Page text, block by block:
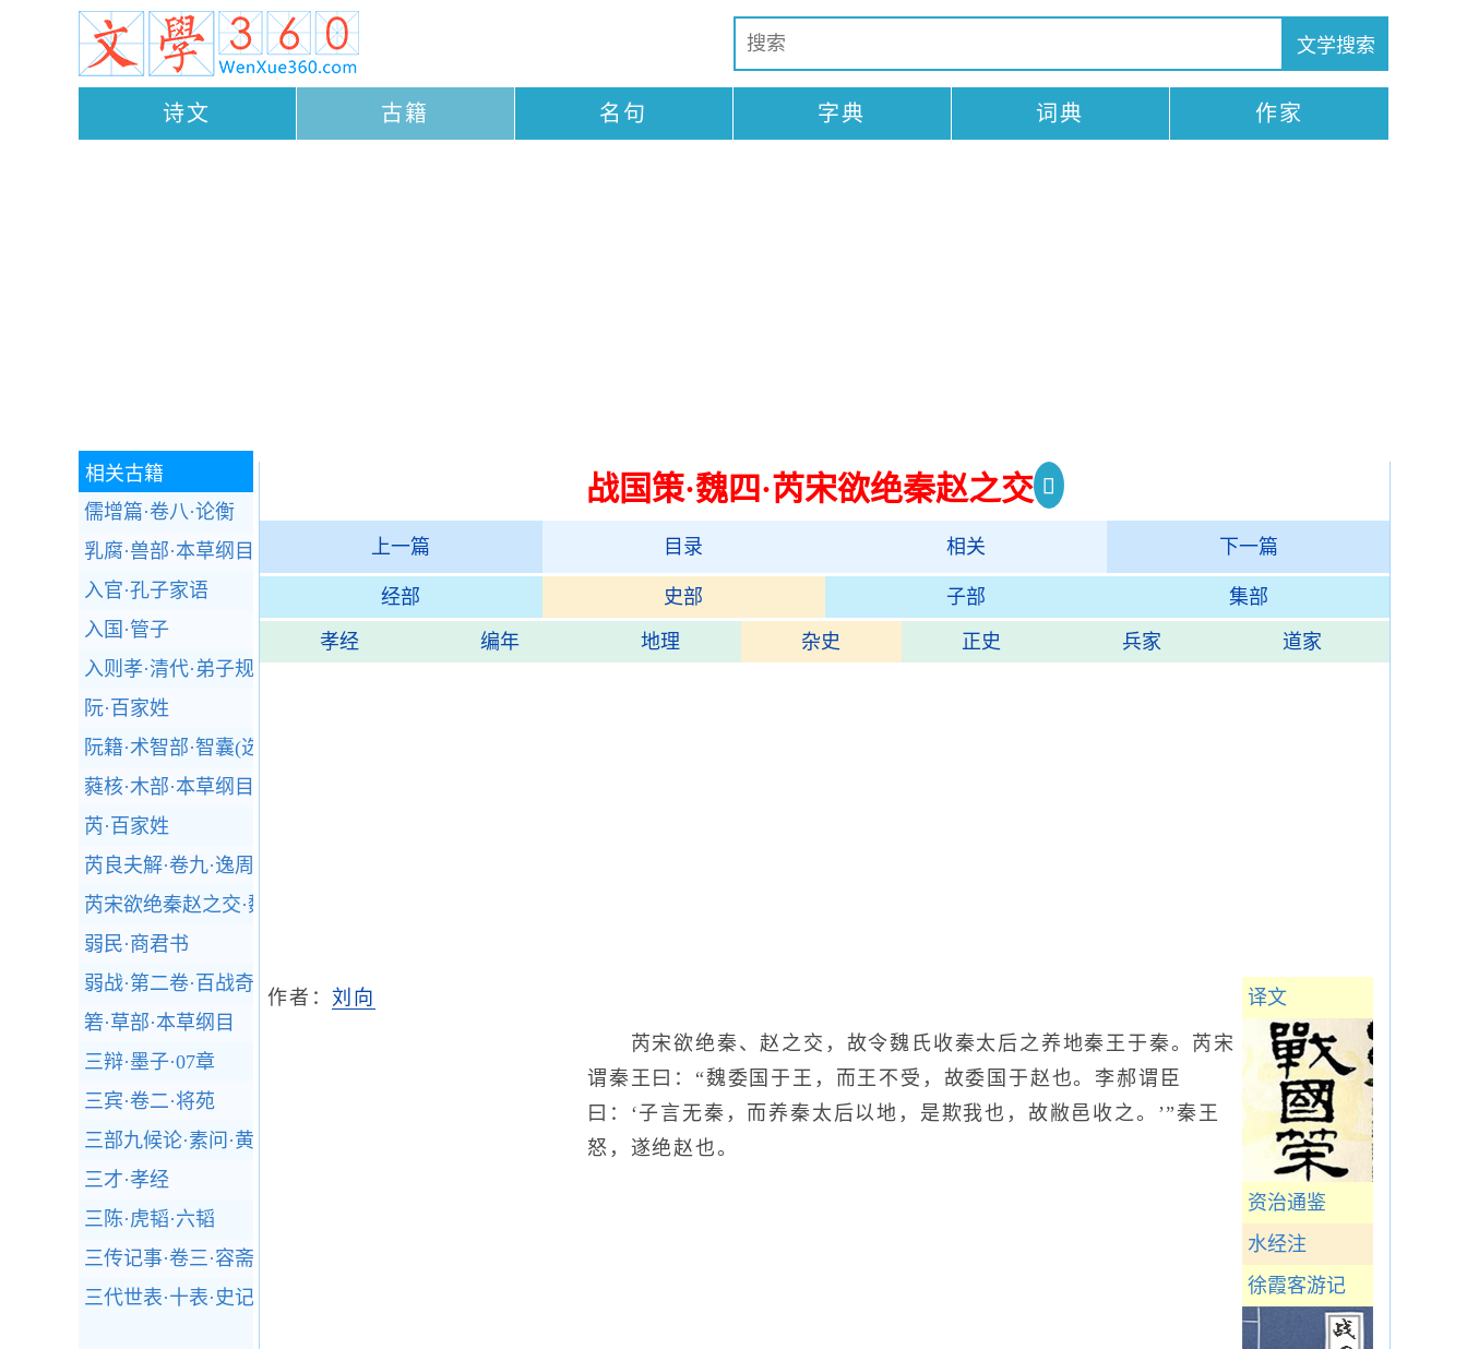
诗文 古籍 名句 字典 词典 作家
战国策·魏四·芮宋欲绝秦赵之交
上一篇 目录 相关 下一篇
经部 史部 子部 集部
孝经 编年 地理 杂史 正史 兵家 道家
译文
资治通鉴
水经注
徐霞客游记
作者：刘向
芮宋欲绝秦、赵之交，故令魏氏收秦太后之养地秦王于秦。芮宋
谓秦王曰：“魏委国于王，而王不受，故委国于赵也。李郝谓臣
曰：‘子言无秦，而养秦太后以地，是欺我也，故敝邑收之。’”秦王
怒，遂绝赵也。
相关古籍
儒增篇·卷八·论衡
乳腐·兽部·本草纲目
入官·孔子家语
入国·管子
入则孝·清代·弟子规
阮·百家姓
阮籍·术智部·智囊(选录)
蕤核·木部·本草纲目
芮·百家姓
芮良夫解·卷九·逸周书
芮宋欲绝秦赵之交·魏四·战国策
弱民·商君书
弱战·第二卷·百战奇略
箬·草部·本草纲目
三辩·墨子·07章
三宾·卷二·将苑
三部九候论·素问·黄帝内经
三才·孝经
三陈·虎韬·六韬
三传记事·卷三·容斋随笔
三代世表·十表·史记